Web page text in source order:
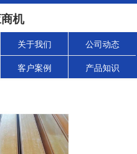
机
关于我们 公司动态
客户案例 产品知识